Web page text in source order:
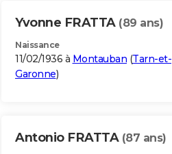
Yvonne FRATTA (89 ans)
Naissance
11/02/1936 à Montauban (Tarn-et-
Garonne)
Antonio FRATTA (87 ans)